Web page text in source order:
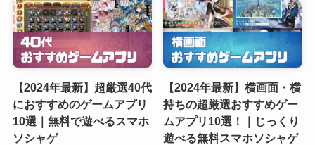
【2024年最新】超厳選40代
におすすめのゲームアプリ
10選｜無料で遊べるスマホ
ソシャゲ
【2024年最新】横画面・横
持ちの超厳選おすすめゲー
ムアプリ10選！｜じっくり
遊べる無料スマホソシャゲ